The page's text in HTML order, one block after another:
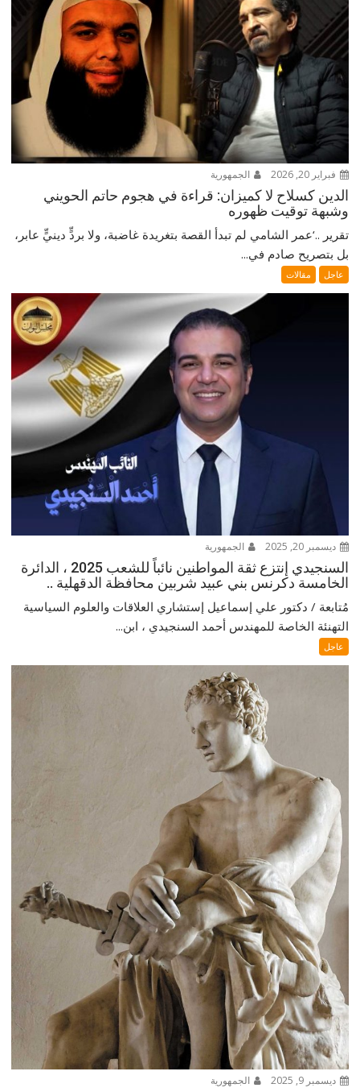
فبراير 20, 2026 الجمهورية
الدين كسلاح لا كميزان: قراءة في هجوم حاتم الحويني
وشبهة توقيت ظهوره
تقرير ..‘عمر الشامي لم تبدأ القصة بتغريدة غاضبة، ولا بردٍّ دينيٍّ عابر،
بل بتصريح صادم في...
عاجل مقالات
ديسمبر 20, 2025 الجمهورية
السنجيدي إنتزع ثقة المواطنين نائباً للشعب 2025 ، الدائرة
الخامسة دكرنس بني عبيد شربين محافظة الدقهلية ..
مُتابعة / دكتور علي إسماعيل إستشاري العلاقات والعلوم السياسية
التهنئة الخاصة للمهندس أحمد السنجيدي ، ابن...
عاجل
ديسمبر 9, 2025 الجمهورية